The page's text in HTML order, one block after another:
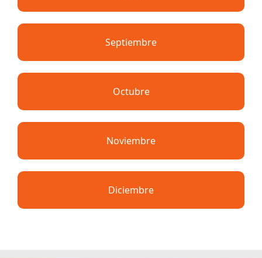
Septiembre
Octubre
Noviembre
Diciembre